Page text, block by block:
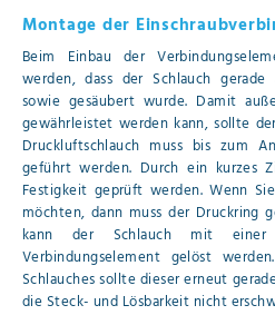
Montage der
Beim Einbau der
werden, dass der Schlauch
sowie gesäubert wurde. Damit
gewährleistet werden kann, sollte
Druckluftschlauch muss bis zum
geführt werden. Durch ein kurzes
Festigkeit geprüft werden. Wenn
möchten, dann muss der Druckring
kann der Schlauch mit einer
Verbindungselement gelöst
Schlauches sollte dieser erneut
die Steck- und Lösbarkeit nicht